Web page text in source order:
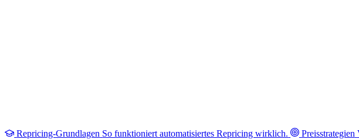
Repricing-Grundlagen So funktioniert automatisiertes Repricing wirklich. Preisstrategien